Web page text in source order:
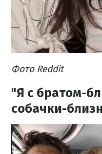
Фото Reddit
"Я с братом-
собачки-